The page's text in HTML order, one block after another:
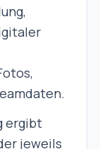
ergibt
jeweils